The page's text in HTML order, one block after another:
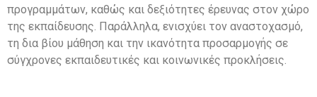
προγραμμάτων, καθώς και δεξιότητες έρευνας στον χώρο
της εκπαίδευσης. Παράλληλα, ενισχύει τον αναστοχασμό,
τη δια βίου μάθηση και την ικανότητα προσαρμογής σε
σύγχρονες εκπαιδευτικές και κοινωνικές προκλήσεις.